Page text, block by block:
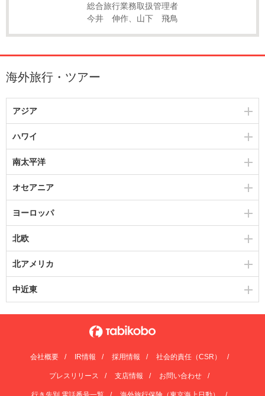
総合旅行業務取扱管理者
今井 伸作、山下 飛鳥
海外旅行・ツアー
アジア
ハワイ
南太平洋
オセアニア
ヨーロッパ
北欧
北アメリカ
中近東
会社概要 IR情報 採用情報 社会的責任（CSR）
プレスリリース 支店情報 お問い合わせ